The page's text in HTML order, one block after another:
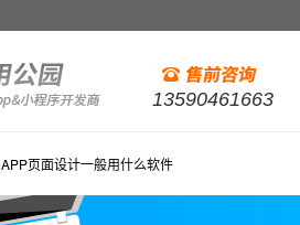
13590461663
APP页面设计一般用什么软件